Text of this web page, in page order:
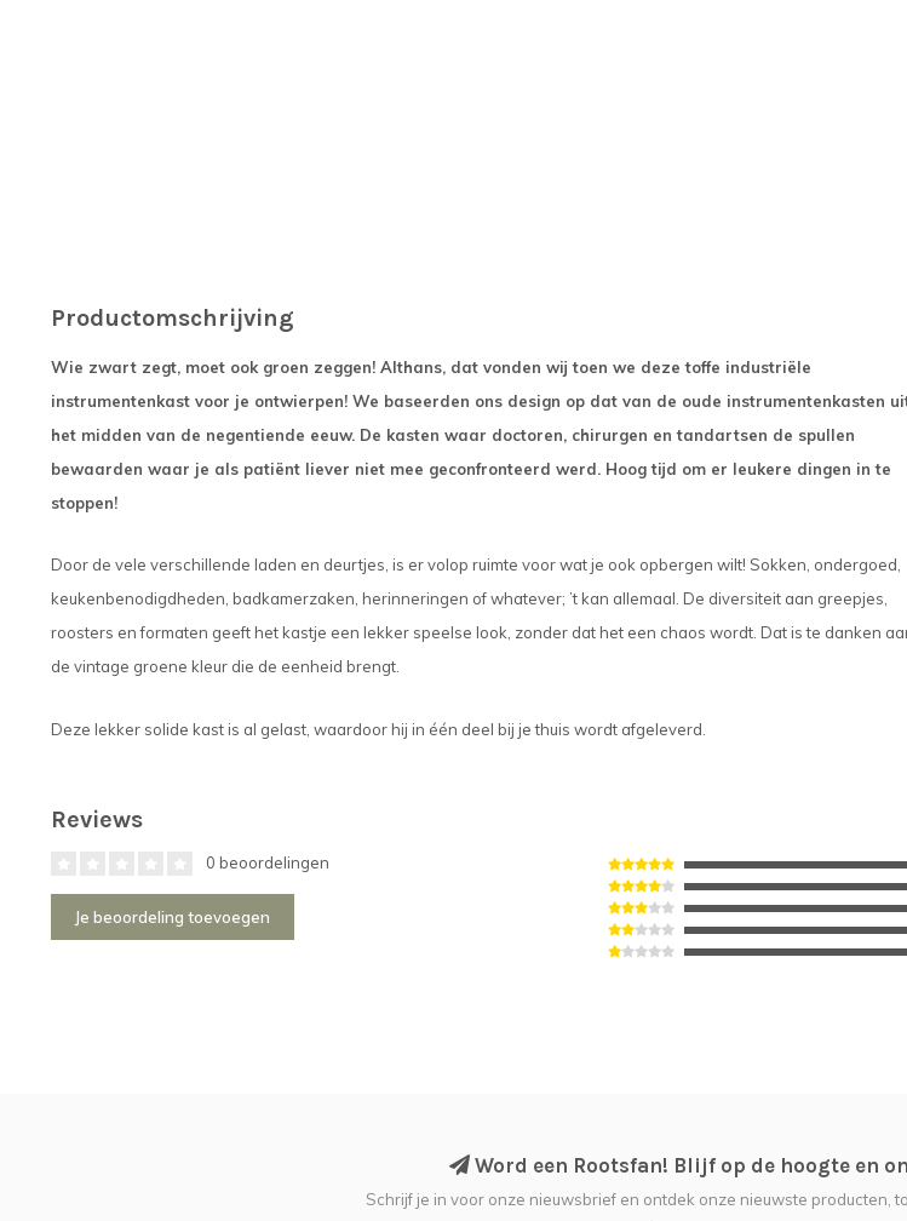
Productomschrijving
Wie zwart zegt, moet ook groen zeggen! Althans, dat vonden wij toen we deze toffe industriële
instrumentenkast voor je ontwierpen! We baseerden ons design op dat van de oude instrumentenkasten
het midden van de negentiende eeuw. De kasten waar doctoren, chirurgen en tandartsen de spullen
bewaarden waar je als patiënt liever niet mee geconfronteerd werd. Hoog tijd om er leukere dingen in te
stoppen!
Door de vele verschillende laden en deurtjes, is er volop ruimte voor wat je ook opbergen wilt! Sokken, ondergoed,
keukenbenodigdheden, badkamerzaken, herinneringen of whatever; ’t kan allemaal. De diversiteit aan greepjes,
roosters en formaten geeft het kastje een lekker speelse look, zonder dat het een chaos wordt. Dat is te danken
de vintage groene kleur die de eenheid brengt.
Deze lekker solide kast is al gelast, waardoor hij in één deel bij je thuis wordt afgeleverd.
Reviews
0 beoordelingen
Je beoordeling toevoegen
Word een Rootsfan! Blijf op de hoogte en
Schrijf je in voor onze nieuwsbrief en ontdek onze nieuwste producten,